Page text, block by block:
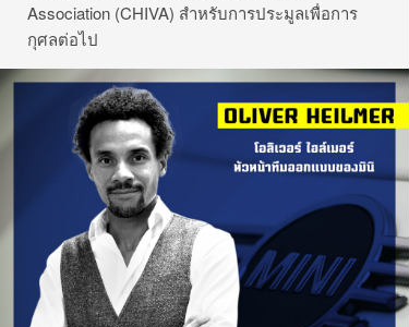
Association (CHIVA) สำหรับการประมูลเพื่อการ
กุศลต่อไป